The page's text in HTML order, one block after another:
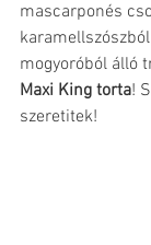
mascarponés
mogyoróból álló
Maxi King torta!
szeretitek!